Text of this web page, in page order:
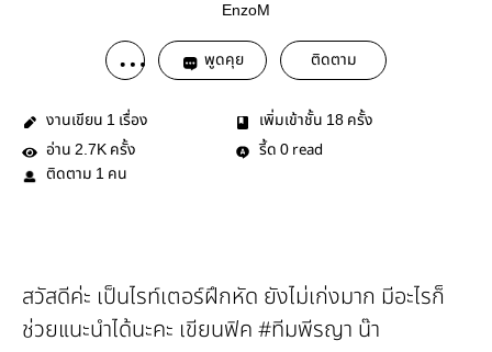
EnzoM
พูดคุย ติดตาม
งานเขียน 1 เรื่อง เพิ่มเข้าชั้น 18 ครั้ง
อ่าน 2.7K ครั้ง รี้ด 0 read
ติดตาม 1 คน
สวัสดีค่ะ เป็นไรท์เตอร์ฝึกหัด ยังไม่เก่งมาก มีอะไรก็
ช่วยแนะนำได้นะคะ เขียนฟิค #ทีมพีรญา น๊า